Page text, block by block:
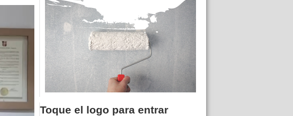
Toque el logo para entrar